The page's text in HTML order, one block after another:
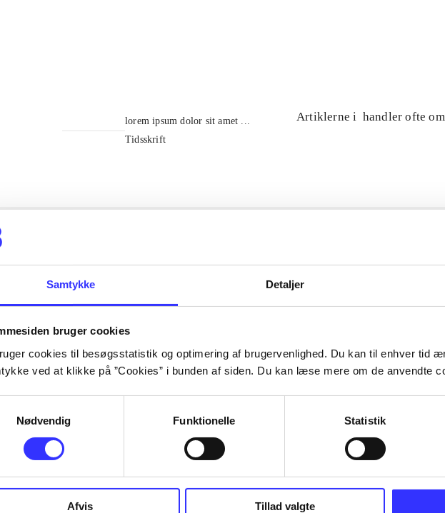
Samtykke Detaljer
bruger cookies
cookies til besøgsstatistik og optimering af brugervenlighed. Du kan til enhver tid
ved at klikke på ”Cookies” i bunden af siden. Du kan læse mere om de anvendte
Nødvendig
Funktionelle Statistik
Afvis Tillad valgte
lorem ipsum dolor sit amet ...
Tidsskrift
Artiklerne i handler ofte om
...